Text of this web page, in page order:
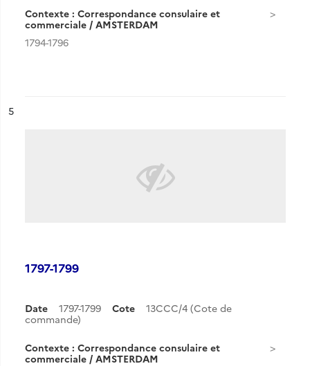
Contexte : Correspondance consulaire et
commerciale / AMSTERDAM
1794-1796
n°
5
1797-1799
Date 1797-1799 Cote
13CCC/4 (Cote de
commande)
Contexte : Correspondance consulaire et
commerciale / AMSTERDAM